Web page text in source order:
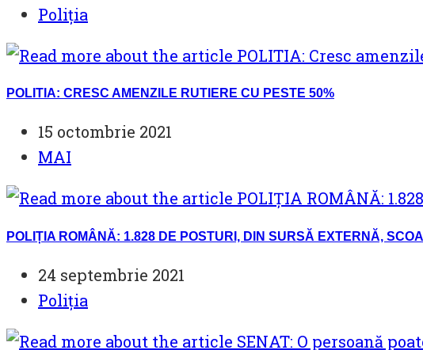
published:
Post
Poliția
POLITIA: CRESC AMENZILE RUTIERE CU PESTE 50%
Post
published:
15 octombrie 2021
Post
MAI
POLIȚIA ROMÂNĂ: 1.828 DE POSTURI, DIN SURSĂ EXTERNĂ,
Post
published:
24 septembrie 2021
Post
Poliția